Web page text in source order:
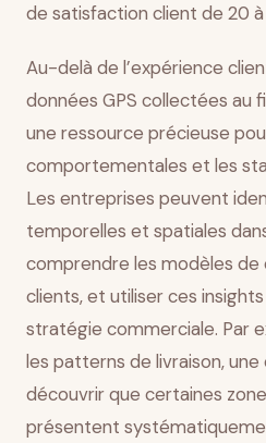
de satisfaction client de 20 à
Au-delà de l’expérience
données GPS collectées au
une ressource précieuse
comportementales et les
Les entreprises peuvent
temporelles et spatiales
comprendre les modèles
clients, et utiliser ces
stratégie commerciale. Par
les patterns de livraison,
découvrir que certaines
présentent